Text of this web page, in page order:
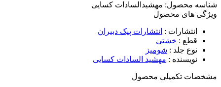
شناسه محصول: مهشیدالسادات کسایی
ویژگی های محصول
انتشارات : انتشارات پیک دبیران
قطع : خشتی
نوع جلد : شومیز
نویسنده : مهشید السادات کسایی
مشخصات تکمیلی محصول